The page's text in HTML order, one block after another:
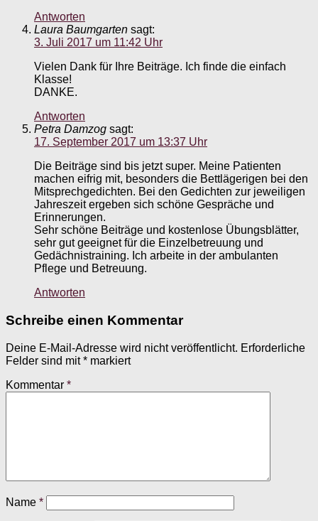
Antworten
Laura Baumgarten sagt:
3. Juli 2017 um 11:42 Uhr
Vielen Dank für Ihre Beiträge. Ich finde die einfach
Klasse!
DANKE.
Antworten
Petra Damzog sagt:
17. September 2017 um 13:37 Uhr
Die Beiträge sind bis jetzt super. Meine Patienten
machen eifrig mit, besonders die Bettlägerigen bei den
Mitsprechgedichten. Bei den Gedichten zur jeweiligen
Jahreszeit ergeben sich schöne Gespräche und
Erinnerungen.
Sehr schöne Beiträge und kostenlose Übungsblätter,
sehr gut geeignet für die Einzelbetreuung und
Gedächnistraining. Ich arbeite in der ambulanten
Pflege und Betreuung.
Antworten
Schreibe einen Kommentar
Deine E-Mail-Adresse wird nicht veröffentlicht. Erforderliche
Felder sind mit* markiert
Kommentar *
Name *